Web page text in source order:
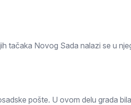
Golija
tačaka Novog Sada nalazi se u
pošte. U ovom delu grada